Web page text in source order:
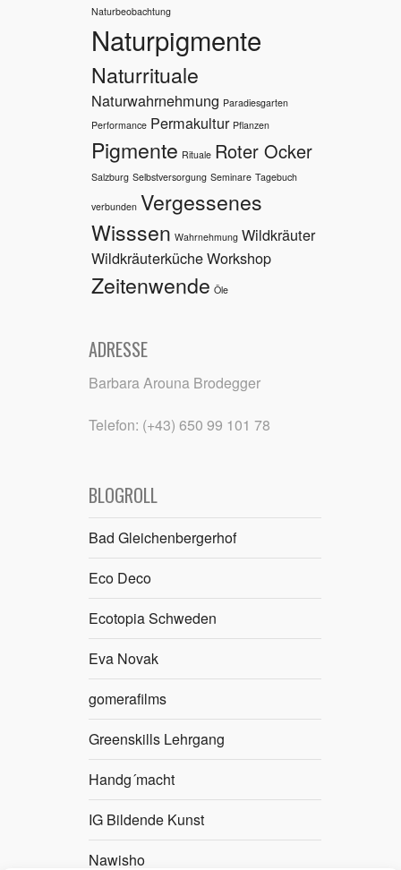
Naturbeobachtung
Naturpigmente
Naturrituale
Naturwahrnehmung Paradiesgarten
Performance Permakultur Pflanzen
Pigmente Rituale Roter Ocker
Salzburg Selbstversorgung Seminare Tagebuch
verbunden Vergessenes
Wisssen Wahrnehmung Wildkräuter
WildkräuterkücheWorkshop
Zeitenwende Öle
ADRESSE
Barbara Arouna Brodegger
Telefon: (+43) 650 99 101 78
BLOGROLL
Bad Gleichenbergerhof
Eco Deco
Ecotopia Schweden
Eva Novak
gomerafilms
Greenskills Lehrgang
Handg´macht
IG Bildende Kunst
Nawisho